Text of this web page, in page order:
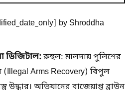
by Shroddha
ডিজিটাল:রুহুল: মালদায় পুলিশের
(Illegal Arms Recovery) বিপুল
উদ্ধার। অভিযানের বাজেয়াপ্ত ব্রাউন